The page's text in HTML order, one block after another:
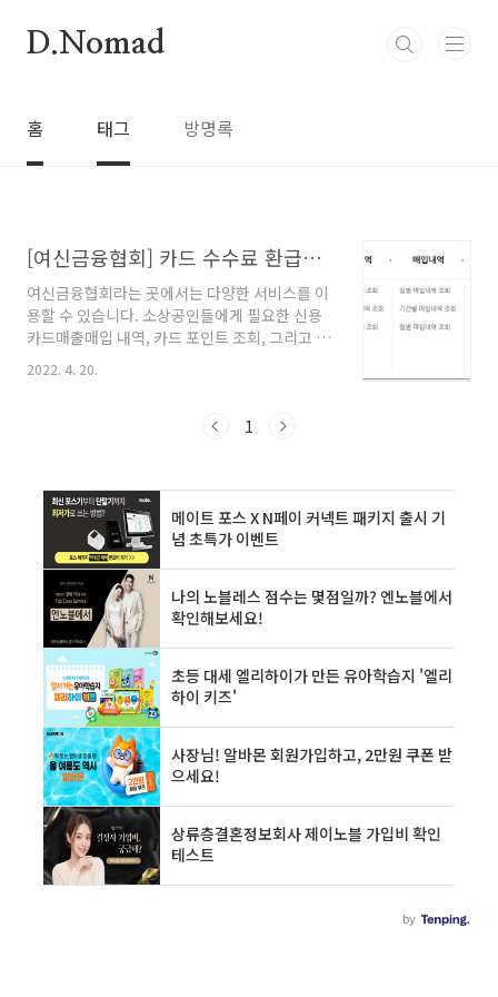
D.Nomad
홈 태그 방명록
[여신금융협회] 카드 수수료 환급액 조회 1초만에 해결
여신금융협회라는 곳에서는 다양한 서비스를 이
용할 수 있습니다. 소상공인들에게 필요한 신용
카드매출매입 내역, 카드 포인트 조회, 그리고 오
늘 중요하게 알아볼 카드 수수료 환급액 조회가
있으니 적극 활용하시기 바랍니다. 카드수수료
불하였던 가맹점 수수료를 환급받기 위해선 간단
사업자들이 해당됩니다. 우선 제일 먼저 '소상공
인 카드 수수료 환급'을 조회하기 위해서 '여신금
융협회'를 조회합니다. 이 부분에서 많은 분들이
헤매시는데 정확하고 바로 들어가는 방법 알려드
립니다. 우리가 흔히 사용하는 네이버 검색에 [여
신금융협회]를 검색합니다. 그러면 맨 위 상단에
2개의 사이트가 ..
2022. 4. 20.
1